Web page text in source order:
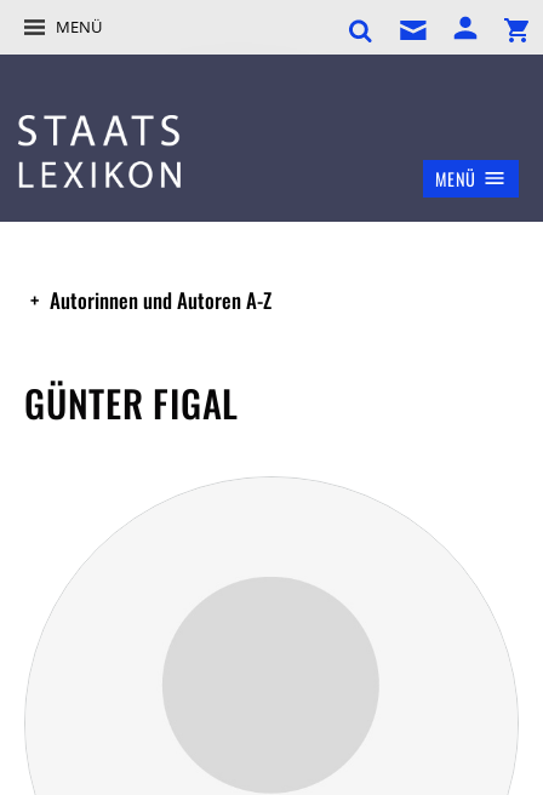
MENÜ
MENÜ
Autorinnen und Autoren A-Z
GÜNTER FIGAL